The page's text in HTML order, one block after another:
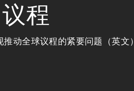
议程
动全球议程的紧要问题（英文）